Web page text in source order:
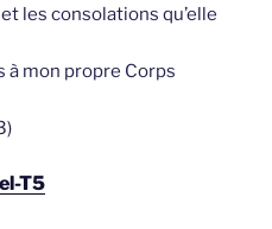
les consolations qu’elle
à mon propre Corps
T5